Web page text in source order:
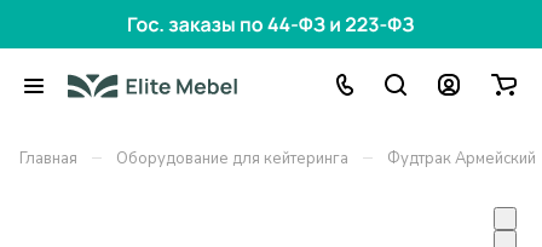
Главная – Оборудование для кейтеринга – Фудтрак Армейский